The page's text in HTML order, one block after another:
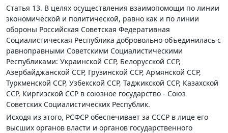
Статья 13. В целях осуществления взаимопомощи по линии
экономической и политической, равно как и по линии
обороны Российская Советская Федеративная
Социалистическая Республика добровольно объединилась с
равноправными Советскими Социалистическими
Республиками: Украинской ССР, Белорусской ССР,
Азербайджанской ССР, Грузинской ССP, Армянской ССР,
Туркменской ССР, Узбекской ССР, Таджикской ССР, Казахской
ССР, Киргизской ССР в союзное государство - Союз
Советских Социалистических Республик.
Исходя из этого, РСФСР обеспечивает за СССР в лице его
высших органов власти и органов государственного